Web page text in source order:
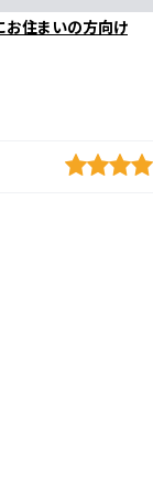
お住まいの方向け